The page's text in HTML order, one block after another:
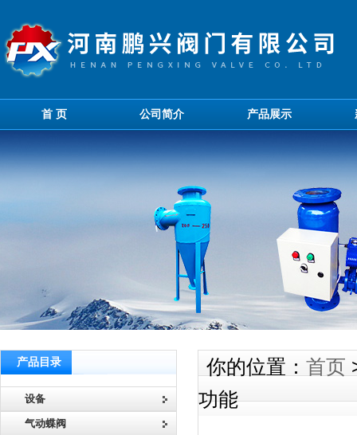
首 页 公司简介 产品展示
产品目录
设备
气动蝶阀
你的位置： 首页
功能